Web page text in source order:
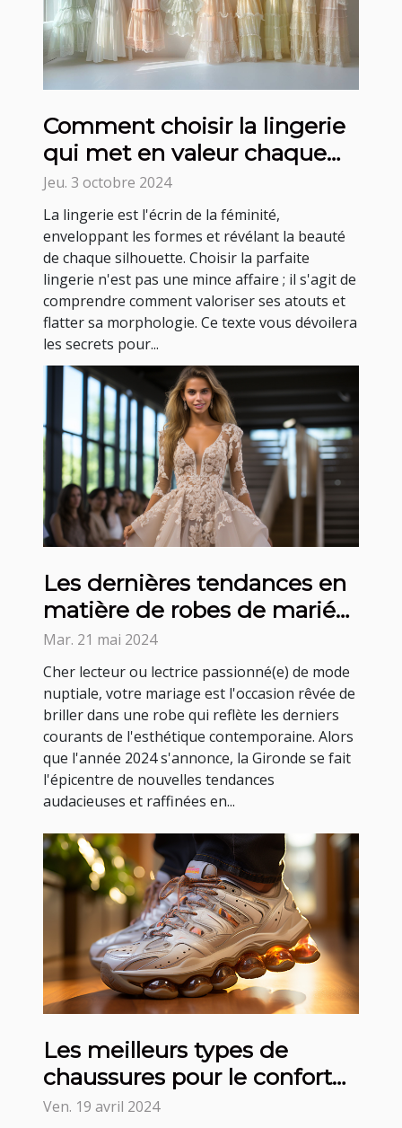
Comment choisir la lingerie
qui met en valeur chaque
silhouette
Jeu. 3 octobre 2024
La lingerie est l'écrin de la féminité,
enveloppant les formes et révélant la beauté
de chaque silhouette. Choisir la parfaite
lingerie n'est pas une mince affaire ; il s'agit de
comprendre comment valoriser ses atouts et
flatter sa morphologie. Ce texte vous dévoilera
les secrets pour...
Les dernières tendances en
matière de robes de mariée
en Gironde pour 2024
Mar. 21 mai 2024
Cher lecteur ou lectrice passionné(e) de mode
nuptiale, votre mariage est l'occasion rêvée de
briller dans une robe qui reflète les derniers
courants de l'esthétique contemporaine. Alors
que l'année 2024 s'annonce, la Gironde se fait
l'épicentre de nouvelles tendances
audacieuses et raffinées en...
Les meilleurs types de
chaussures pour le confort
et la sécurité des seniors
Ven. 19 avril 2024